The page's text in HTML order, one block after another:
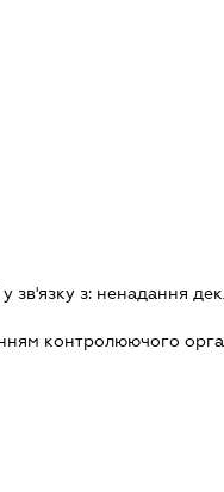
зв'язку з: ненадання
контролюючого